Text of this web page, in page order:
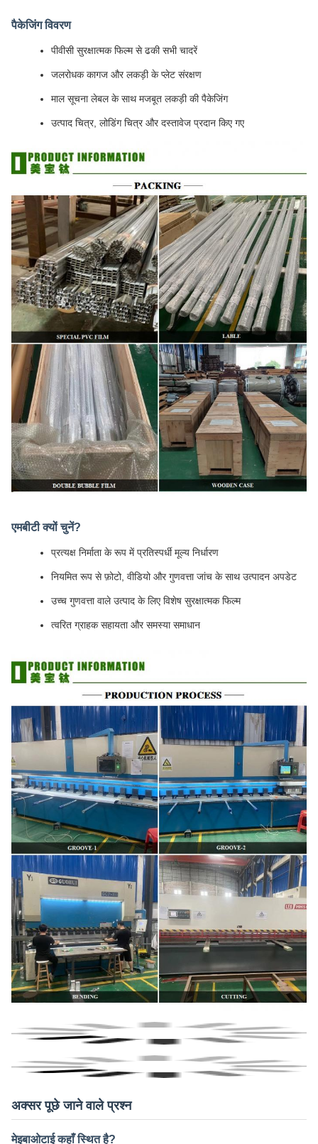
पैकेजिंग विवरण
पीवीसी सुरक्षात्मक फिल्म से ढकी सभी चादरें
जलरोधक कागज और लकड़ी के प्लेट संरक्षण
माल सूचना लेबल के साथ मजबूत लकड़ी की पैकेजिंग
उत्पाद चित्र, लोडिंग चित्र और दस्तावेज प्रदान किए गए
एमबीटी क्यों चुनें?
प्रत्यक्ष निर्माता के रूप में प्रतिस्पर्धी मूल्य निर्धारण
नियमित रूप से फ़ोटो, वीडियो और गुणवत्ता जांच के साथ उत्पादन अपडेट
उच्च गुणवत्ता वाले उत्पाद के लिए विशेष सुरक्षात्मक फिल्म
त्वरित ग्राहक सहायता और समस्या समाधान
अक्सर पूछे जाने वाले प्रश्न
मेइबाओटाई कहाँ स्थित है?